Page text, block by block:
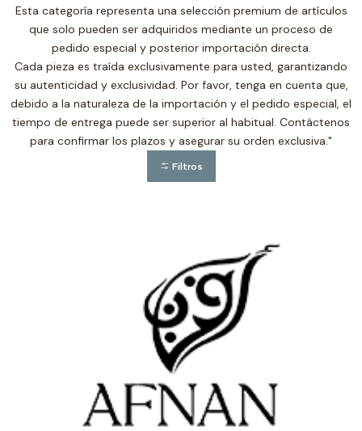
Esta categoría representa una selección premium de artículos
que solo pueden ser adquiridos mediante un proceso de
pedido especial y posterior importación directa.
Cada pieza es traída exclusivamente para usted, garantizando
su autenticidad y exclusividad. Por favor, tenga en cuenta que,
debido a la naturaleza de la importación y el pedido especial, el
tiempo de entrega puede ser superior al habitual. Contáctenos
para confirmar los plazos y asegurar su orden exclusiva."
Filtros